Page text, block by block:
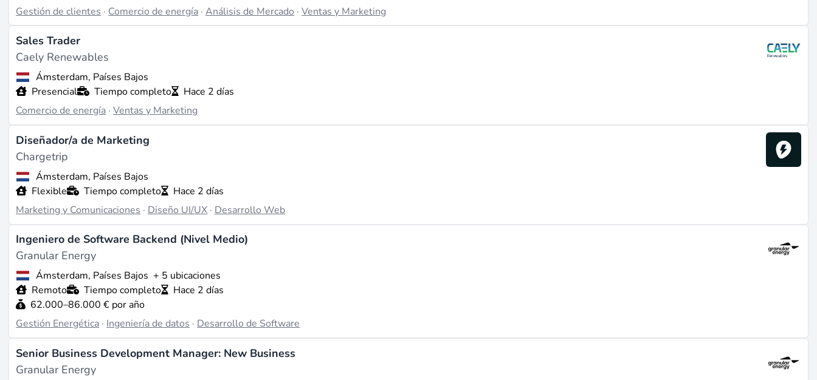
Gestión de clientes · Comercio de energía ·Análisis de Mercado ·Ventas y Marketing
Sales Trader
Caely Renewables
Ámsterdam, Países Bajos
Presencial
Tiempo completo
Hace 2 días
Comercio de energía ·Ventas y Marketing
Diseñador/a de Marketing
Chargetrip
Ámsterdam, Países Bajos
Flexible
Tiempo completo
Hace 2 días
Marketing y Comunicaciones · Diseño UI/UX · Desarrollo Web
Ingeniero de Software Backend (Nivel Medio)
Granular Energy
Ámsterdam, Países Bajos + 5 ubicaciones
Remoto
Tiempo completo
Hace 2 días
62.000–86.000 € por año
Gestión Energética·Ingeniería de datos·Desarrollo de Software
Senior Business Development Manager: New Business
Granular Energy